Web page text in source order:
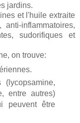
jardins.
et l'huile extraite
inflammatoires,
sudorifiques et
on trouve:
(lycopsamine,
entre autres)
peuvent être